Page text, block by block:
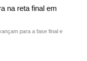
na reta final em
para a fase final e